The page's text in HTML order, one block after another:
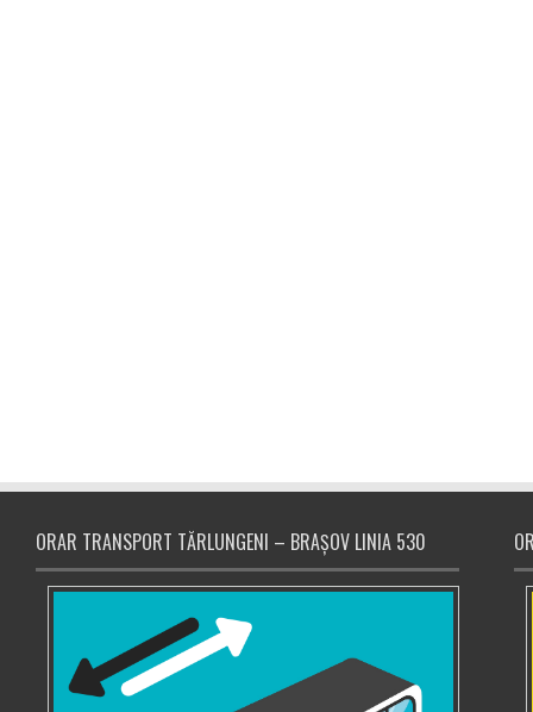
ORAR TRANSPORT TĂRLUNGENI – BRAȘOV LINIA 530